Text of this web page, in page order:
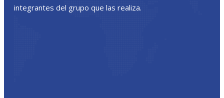
integrantes del grupo que las realiza.